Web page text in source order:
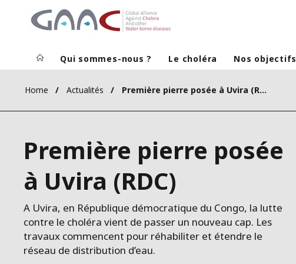
Qui sommes-nous ? Le choléra Nos objectifs
Home Actualités Première pierre posée à Uvira (RDC)
Première pierre posée
à Uvira (RDC)
A Uvira, en République démocratique du Congo, la lutte
contre le choléra vient de passer un nouveau cap. Les
travaux commencent pour réhabiliter et étendre le
réseau de distribution d’eau.